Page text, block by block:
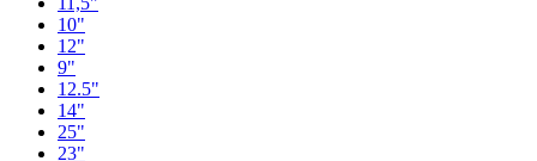
10"
12"
9"
12.5"
14"
25"
23"